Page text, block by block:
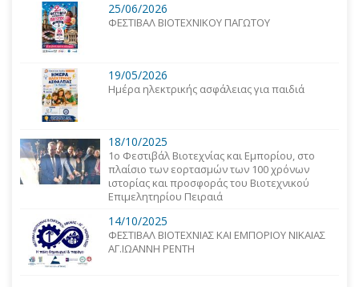
25/06/2026
ΦΕΣΤΙΒΑΛ ΒΙΟΤΕΧΝΙΚΟΥ ΠΑΓΩΤΟΥ
19/05/2026
Ημέρα ηλεκτρικής ασφάλειας για παιδιά
18/10/2025
1o Φεστιβάλ Βιοτεχνίας και Εμπορίου, στο
πλαίσιο των εορτασμών των 100 χρόνων
ιστορίας και προσφοράς του Βιοτεχνικού
Επιμελητηρίου Πειραιά
14/10/2025
ΦΕΣΤΙΒΑΛ ΒΙΟΤΕΧΝΙΑΣ ΚΑΙ ΕΜΠΟΡΙΟΥ ΝΙΚΑΙΑΣ
ΑΓ.ΙΩΑΝΝΗ ΡΕΝΤΗ